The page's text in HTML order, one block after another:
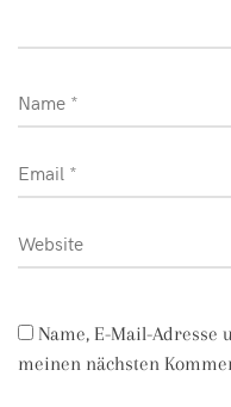
Name, E-Mail-Adresse
meinen nächsten